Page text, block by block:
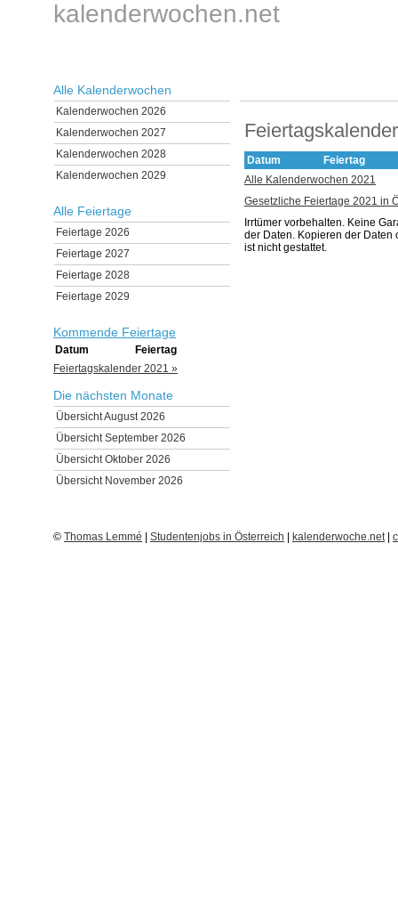
kalenderwochen.net
Alle Kalenderwochen
Kalenderwochen 2026
Kalenderwochen 2027
Kalenderwochen 2028
Kalenderwochen 2029
Alle Feiertage
Feiertage 2026
Feiertage 2027
Feiertage 2028
Feiertage 2029
Kommende Feiertage
Datum
Feiertag
Feiertagskalender 2021 »
Die nächsten Monate
Übersicht August 2026
Übersicht September 2026
Übersicht Oktober 2026
Übersicht November 2026
Datum
Feiertag
Alle Kalenderwochen 2021
Gesetzliche Feiertage 2021 in
Irrtümer vorbehalten. Keine
der Daten. Kopieren der Daten
ist nicht gestattet.
© Thomas Lemmé Studentenjobs in Österreich kalenderwoche.net|